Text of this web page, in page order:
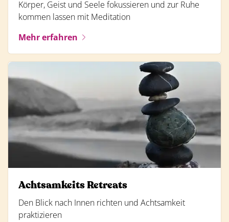
Körper, Geist und Seele fokussieren und zur Ruhe
kommen lassen mit Meditation
Mehr erfahren
Achtsamkeits Retreats
Den Blick nach Innen richten und Achtsamkeit
praktizieren